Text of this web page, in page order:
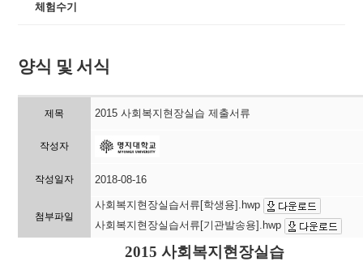
체험수기
양식 및 서식
제목 2015 사회복지현장실습 제출서류
작성자
작성일자 2018-08-16
첨부파일
사회복지현장실습서류[학생용].hwp
사회복지현장실습서류[기관발송용].hwp
2015 사회복지현장실습